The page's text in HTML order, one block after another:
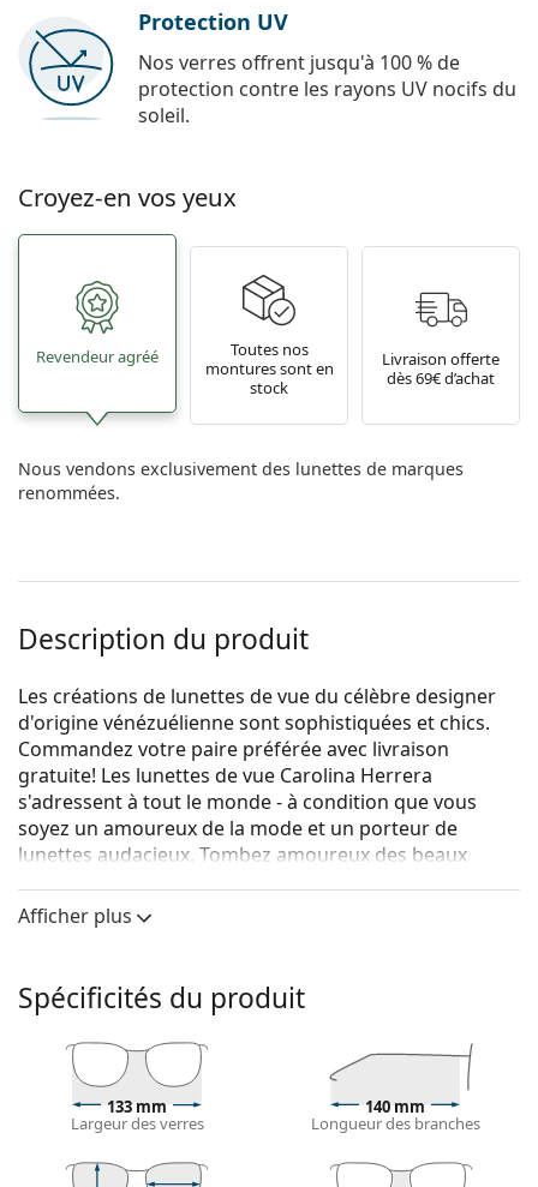
Protection UV
Nos verres offrent jusqu'à 100 % de
protection contre les rayons UV nocifs du
soleil.
Croyez-en vos yeux
Revendeur agréé
Toutes nos
montures sont en
stock
Livraison offerte
dès 69€ d’achat
Nous vendons exclusivement des lunettes de marques
renommées.
Description du produit
Les créations de lunettes de vue du célèbre designer
d'origine vénézuélienne sont sophistiquées et chics.
Commandez votre paire préférée avec livraison
gratuite! Les lunettes de vue Carolina Herrera
s'adressent à tout le monde - à condition que vous
soyez un amoureux de la mode et un porteur de
lunettes audacieux. Tombez amoureux des beaux
des lunettes de vue durables pour une vision parfaite.
Monture de lunettes de vue
La couleur rouge de la monture s'accorde
parfaitement avec tous les teints et les cheveux
noirs, bruns foncés, blancs ou gris.
Les montures Cat Eye sont un choix idéal pour celles
qui ont un visage ovale, en forme de cœur ou de
Afficher plus
Spécificités du produit
133 mm
Largeur des verres
140 mm
Longueur des branches